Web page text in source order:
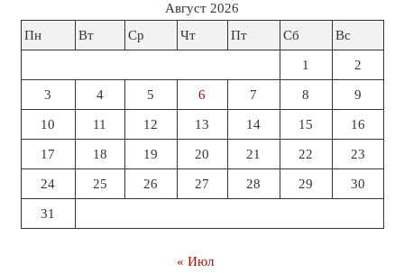
Август 2026
Пн
Вт Ср Чт Пт Сб Вс
1 2
3 4 5 6 7 8 9
10 11 12 13 14 15 16
17 18 19 20 21 22 23
24 25 26 27 28 29 30
31
« Июл